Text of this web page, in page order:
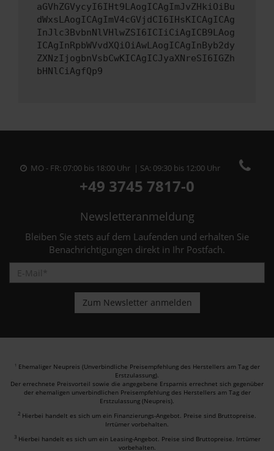
aGVhZGVycyI6IHt9LAogICAgImJvZHkiOiBu
dWxsLAogICAgImV4cGVjdCI6IHsKICAgICAg
InJlc3BvbnNlVHlwZSI6ICIiCiAgICB9LAog
ICAgInRpbWVvdXQiOiAwLAogICAgInByb2dy
ZXNzIjogbnVsbCwKICAgICJyaXNreSI6IGZh
bHNlCiAgfQp9
MO - FR: 07:00 bis 18:00 Uhr | SA: 09:30 bis 12:00 Uhr
+49 3745 7817-0
Newsletteranmeldung
Bleiben Sie stets auf dem Laufenden und erhalten Sie
Benachrichtigungen direkt in Ihr Postfach.
1 Ehemaliger Neupreis (Unverbindliche Preisempfehlung des Herstellers am Tag der
Erstzulassung).
Der errechnete Preisvorteil sowie die angegebene Ersparnis errechnet sich gegenüber
der ehemaligen unverbindlichen Preisempfehlung des Herstellers am Tag der
Erstzulassung (Neupreis).
2 Hierbei handelt es sich um ein Finanzierungs-Angebot. Preise sind Bruttopreise.
Irrtümer vorbehalten.
3 Hierbei handelt es sich um ein Leasing-Angebot. Preise sind Bruttopreise. Irrtümer
vorbehalten.